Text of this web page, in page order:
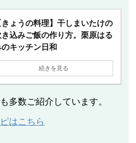
きょうの料理】干しまいたけの
込みご飯の作り方。栗原はる
キッチン日和
続きを見る
多数ご紹介しています。
はこちら